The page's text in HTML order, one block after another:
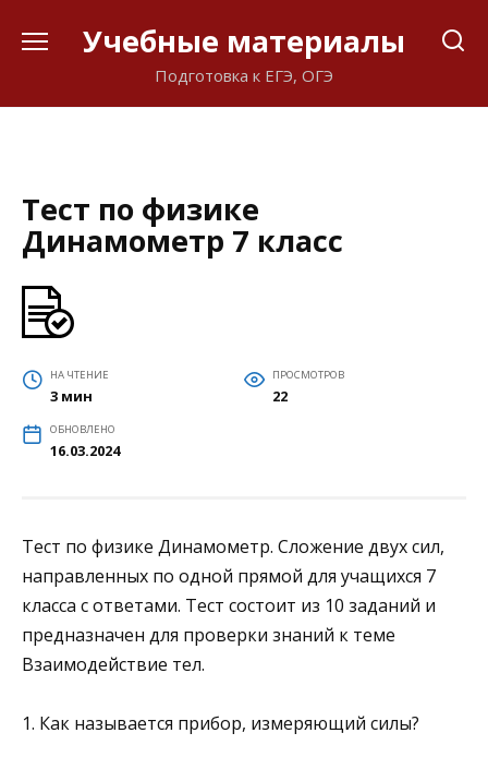
Учебные материалы
Подготовка к ЕГЭ, ОГЭ
Тест по физике
Динамометр 7 класс
НА ЧТЕНИЕ
3 мин
ПРОСМОТРОВ
22
ОБНОВЛЕНО
16.03.2024
Тест по физике Динамометр. Сложение двух сил,
направленных по одной прямой для учащихся 7
класса с ответами. Тест состоит из 10 заданий и
предназначен для проверки знаний к теме
Взаимодействие тел.
1. Как называется прибор, измеряющий силы?